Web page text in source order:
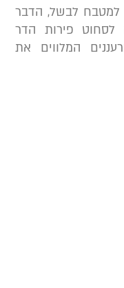
לבשל, הדבר
פירות הדר
המלווים את